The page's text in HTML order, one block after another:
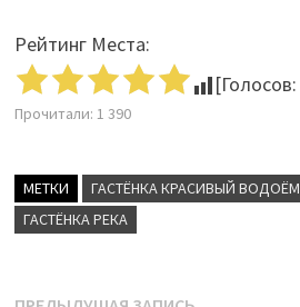
Рейтинг Места:
[Голосов:
Прочитали: 1 390
МЕТКИ ГАСТЁНКА КРАСИВЫЙ ВОДОЁМ
ГАСТЁНКА РЕКА